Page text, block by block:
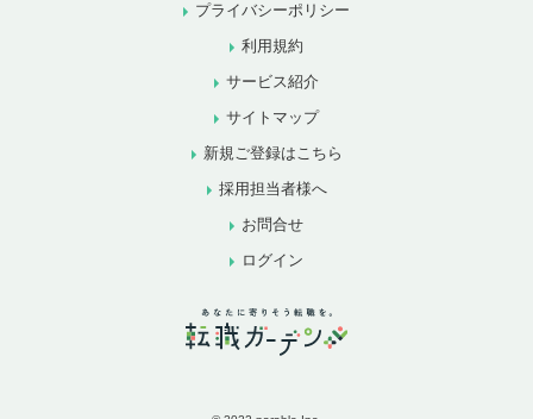
プライバシーポリシー
利用規約
サービス紹介
サイトマップ
新規ご登録はこちら
採用担当者様へ
お問合せ
ログイン